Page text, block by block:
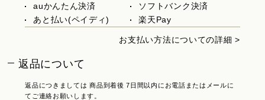
auかんたん決済
ソフトバンク決済
あと払い(ペイディ)
楽天Pay
お支払い方法についての詳細 >
返品について
返品につきましては 商品到着後 7日間以内にお電話またはメールに
てご連絡お願いします。